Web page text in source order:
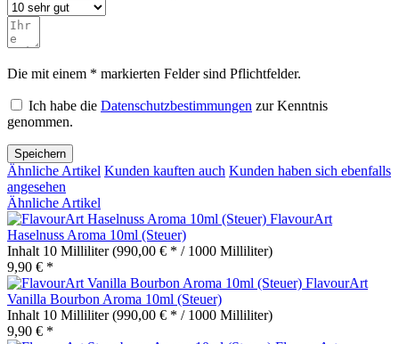
Die mit einem * markierten Felder sind Pflichtfelder.
Ich habe die Datenschutzbestimmungen zur Kenntnis
genommen.
Speichern
Ähnliche Artikel Kunden kauften auch Kunden haben sich ebenfalls
angesehen
Ähnliche Artikel
FlavourArt
Haselnuss Aroma 10ml (Steuer)
Inhalt 10 Milliliter(990,00 € * / 1000 Milliliter)
9,90 € *
FlavourArt
Vanilla Bourbon Aroma 10ml (Steuer)
Inhalt 10 Milliliter(990,00 € * / 1000 Milliliter)
9,90 € *